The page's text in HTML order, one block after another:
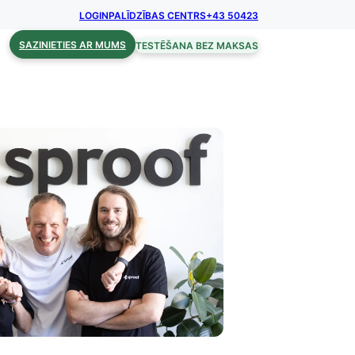
LOGINPALĪDZĪBAS CENTRS+43 50423
SAZINIETIES AR MUMS TESTĒŠANA BEZ MAKSAS